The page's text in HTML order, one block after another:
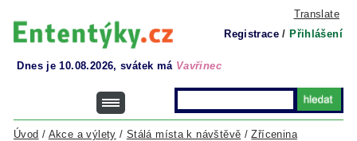
Translate
Registrace / Přihlášení
Dnes je 10.08.2026, svátek má Vavřinec
Úvod / Akce a výlety / Stálá místa k návštěvě /Zřícenina